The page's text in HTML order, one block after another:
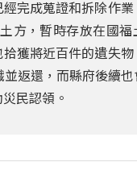
經完成蒐證和拆除作業
方，暫時存放在國福
獲將近百件的遺失物
並返還，而縣府後續
民認領。